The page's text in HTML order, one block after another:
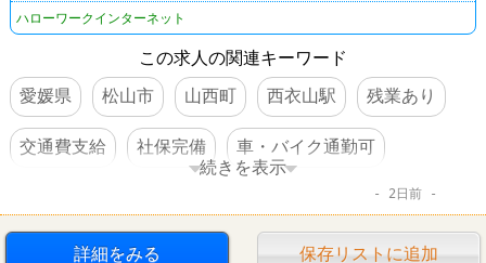
ハローワークインターネット
この求人の関連キーワード
愛媛県
松山市 山西町 西衣山駅 残業あり
交通費支給 社保完備 車・バイク通勤可
続きを表示
2日前
詳細をみる 保存リストに追加